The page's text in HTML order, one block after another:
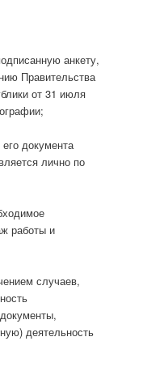
анкету,
Правительства
от 31 июля
документа
лично по
работы и
случаев,
деятельность